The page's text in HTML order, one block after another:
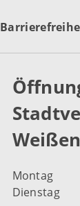
Montag
Dienstag